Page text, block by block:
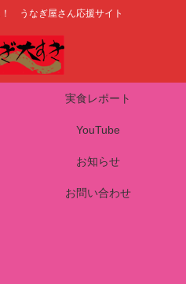
うなぎ屋さん応援サイト
実食レポート
YouTube
お知らせ
お問い合わせ